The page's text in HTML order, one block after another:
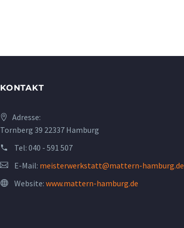
KONTAKT
Adresse:
Tornberg 39 22337 Hamburg
Tel: 040 - 591 507
E-Mail: meisterwerkstatt@mattern-hamburg.de
Website: www.mattern-hamburg.de